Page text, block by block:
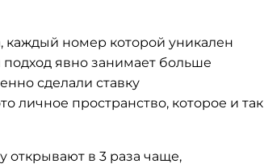
каждый номер которой уникален
подход явно занимает больше
сделали ставку
личное пространство, которое и так
открывают в 3 раза чаще,